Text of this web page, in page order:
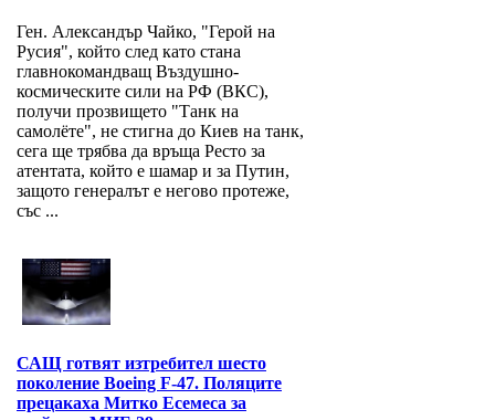
Ген. Александър Чайко, "Герой на
Русия", който след като стана
главнокомандващ Въздушно-
космическите сили на РФ (ВКС),
получи прозвището "Танк на
самолёте", не стигна до Киев на танк,
сега ще трябва да връща Ресто за
атентата, който е шамар и за Путин,
защото генералът е негово протеже,
със ...
САЩ готвят изтребител шесто
поколение Boeing F-47. Поляците
прецакаха Митко Есемеса за